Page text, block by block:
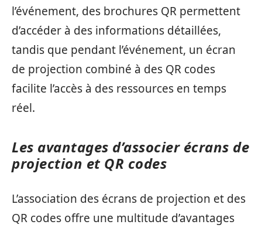
l’événement, des brochures QR permettent
d’accéder à des informations détaillées,
tandis que pendant l’événement, un écran
de projection combiné à des QR codes
facilite l’accès à des ressources en temps
réel.
Les avantages d’associer écrans de
projection et QR codes
L’association des écrans de projection et des
QR codes offre une multitude d’avantages